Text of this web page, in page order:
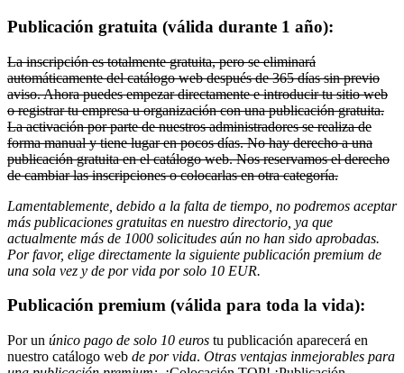
Publicación gratuita (válida durante 1 año):
La inscripción es totalmente gratuita, pero se eliminará
automáticamente del catálogo web después de 365 días sin previo
aviso. Ahora puedes empezar directamente e introducir tu sitio web
o registrar tu empresa u organización con una publicación gratuita.
La activación por parte de nuestros administradores se realiza de
forma manual y tiene lugar en pocos días. No hay derecho a una
publicación gratuita en el catálogo web. Nos reservamos el derecho
de cambiar las inscripciones o colocarlas en otra categoría.
Lamentablemente, debido a la falta de tiempo, no podremos aceptar
más publicaciones gratuitas en nuestro directorio, ya que
actualmente más de 1000 solicitudes aún no han sido aprobadas.
Por favor, elige directamente la siguiente publicación premium de
una sola vez y de por vida por solo 10 EUR.
Publicación premium (válida para toda la vida):
Por un único pago de solo 10 euros tu publicación aparecerá en
nuestro catálogo web de por vida. Otras ventajas inmejorables para